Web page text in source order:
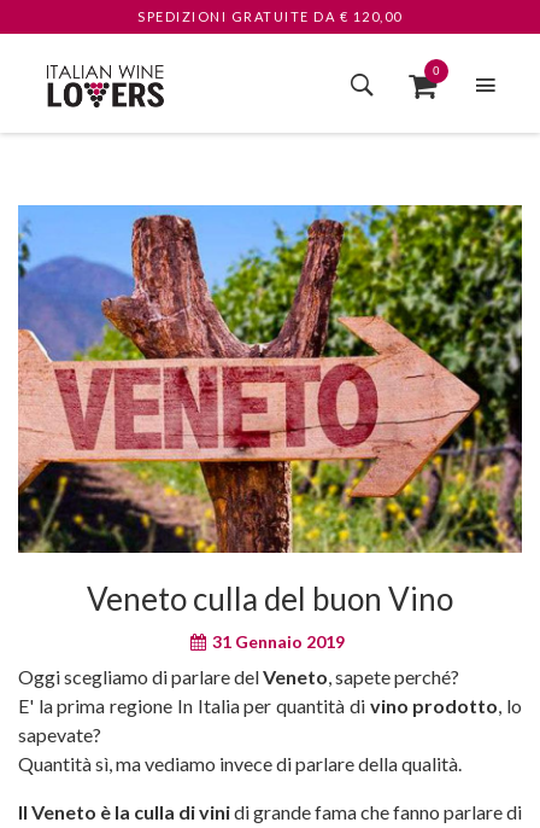
SPEDIZIONI GRATUITE DA € 120,00
0
Veneto culla del buon Vino
31 Gennaio 2019
Oggi scegliamo di parlare delVeneto, sapete perché?
E' la prima regione In Italia per quantità di vino prodotto, lo
sapevate?
Quantità sì, ma vediamo invece di parlare della qualità.
Il Veneto è la culla di vinidi grande fama che fanno parlare di